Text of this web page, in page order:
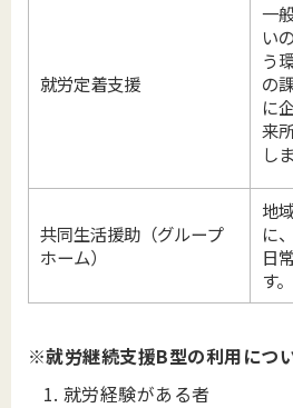
就労定着支援
一
い
う
の
に
来
し
共同生活援助（グループ
ホーム）
地
に
日
す。
※就労継続支援B型の利用につ
就労経験がある者